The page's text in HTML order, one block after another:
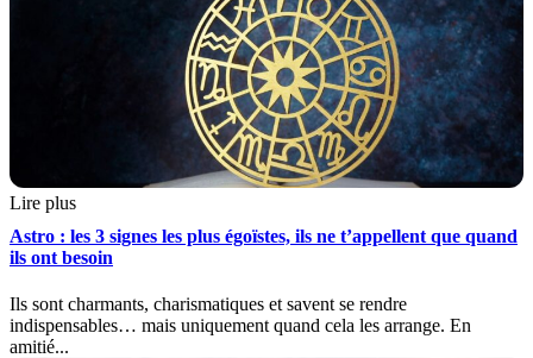
Lire plus
Astro : les 3 signes les plus égoïstes, ils ne t’appellent que quand
ils ont besoin
Ils sont charmants, charismatiques et savent se rendre
indispensables… mais uniquement quand cela les arrange. En
amitié...